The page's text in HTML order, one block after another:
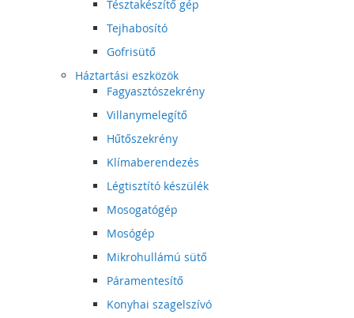
Tésztakészítő gép
Tejhabosító
Gofrisütő
Háztartási eszközök
Fagyasztószekrény
Villanymelegítő
Hűtőszekrény
Klímaberendezés
Légtisztító készülék
Mosogatógép
Mosógép
Mikrohullámú sütő
Páramentesítő
Konyhai szagelszívó